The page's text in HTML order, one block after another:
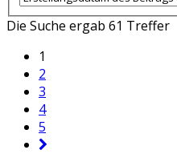
Die Suche ergab 61 Treffer
1
2
3
4
5